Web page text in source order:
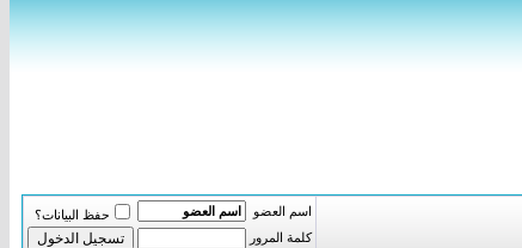
اسم العضو
حفظ البيانات؟
كلمة المرور